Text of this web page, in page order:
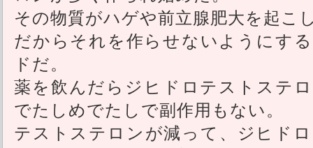
その物質がハゲや前立腺肥大を起こ
だからそれを作らせないようにす
ドだ。
薬を飲んだらジヒドロテストステ
でたしめでたしで副作用もない。
テストステロンが減って、ジヒド